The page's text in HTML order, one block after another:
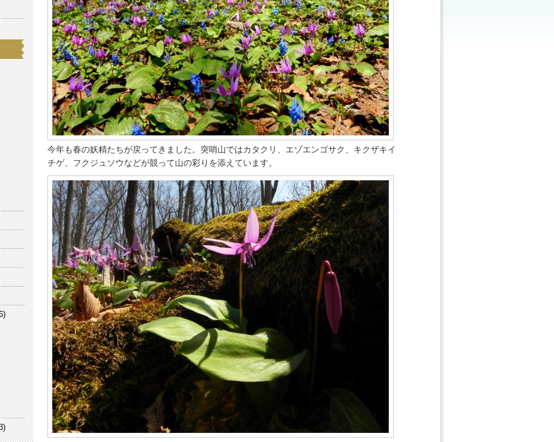
今年も春の妖精たちが戻ってきました。突哨山ではカタクリ、エゾエンゴサク、キクザキイ
チゲ、フクジュソウなどが競って山の彩りを添えています。